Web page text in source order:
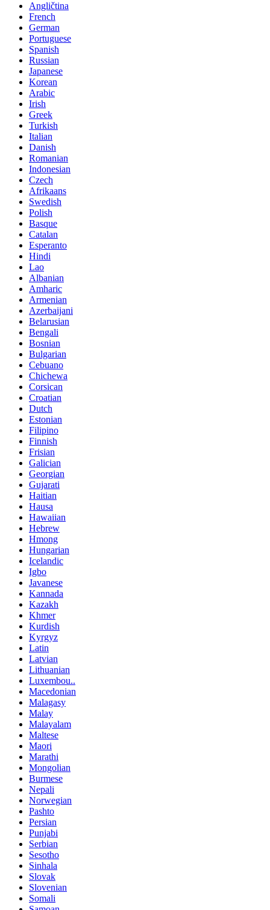
Angličtina
French
German
Portuguese
Spanish
Russian
Japanese
Korean
Arabic
Irish
Greek
Turkish
Italian
Danish
Romanian
Indonesian
Czech
Afrikaans
Swedish
Polish
Basque
Catalan
Esperanto
Hindi
Lao
Albanian
Amharic
Armenian
Azerbaijani
Belarusian
Bengali
Bosnian
Bulgarian
Cebuano
Chichewa
Corsican
Croatian
Dutch
Estonian
Filipino
Finnish
Frisian
Galician
Georgian
Gujarati
Haitian
Hausa
Hawaiian
Hebrew
Hmong
Hungarian
Icelandic
Igbo
Javanese
Kannada
Kazakh
Khmer
Kurdish
Kyrgyz
Latin
Latvian
Lithuanian
Luxembou..
Macedonian
Malagasy
Malay
Malayalam
Maltese
Maori
Marathi
Mongolian
Burmese
Nepali
Norwegian
Pashto
Persian
Punjabi
Serbian
Sesotho
Sinhala
Slovak
Slovenian
Somali